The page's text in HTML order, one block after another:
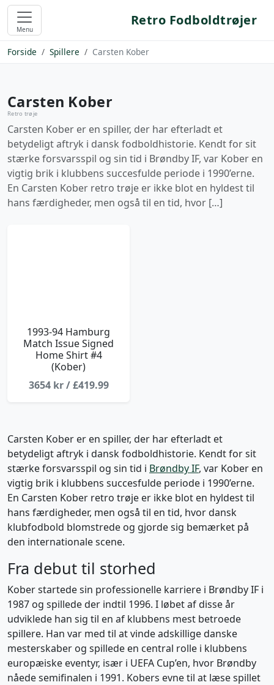
Menu
Retro Fodboldtrøjer
Forside Spillere Carsten Kober
Carsten Kober
Retro trøje
Carsten Kober er en spiller, der har efterladt et
betydeligt aftryk i dansk fodboldhistorie. Kendt for sit
stærke forsvarsspil og sin tid i Brøndby IF, var Kober en
vigtig brik i klubbens succesfulde periode i 1990’erne.
En Carsten Kober retro trøje er ikke blot en hyldest til
hans færdigheder, men også til en tid, hvor […]
1993-94 Hamburg
Match Issue Signed
Home Shirt #4
(Kober)
3654 kr / £419.99
Carsten Kober er en spiller, der har efterladt et
betydeligt aftryk i dansk fodboldhistorie. Kendt for sit
stærke forsvarsspil og sin tid i Brøndby IF, var Kober en
vigtig brik i klubbens succesfulde periode i 1990’erne.
En Carsten Kober retro trøje er ikke blot en hyldest til
hans færdigheder, men også til en tid, hvor dansk
klubfodbold blomstrede og gjorde sig bemærket på
den internationale scene.
Fra debut til storhed
Kober startede sin professionelle karriere i Brøndby IF i
1987 og spillede der indtil 1996. I løbet af disse år
udviklede han sig til en af klubbens mest betroede
spillere. Han var med til at vinde adskillige danske
mesterskaber og spillede en central rolle i klubbens
europæiske eventyr, især i UEFA Cup’en, hvor Brøndby
nåede semifinalen i 1991. Kobers evne til at læse spillet